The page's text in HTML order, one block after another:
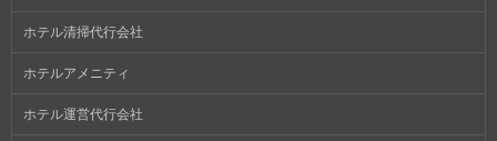
ホテル清掃代行会社
ホテルアメニティ
ホテル運営代行会社